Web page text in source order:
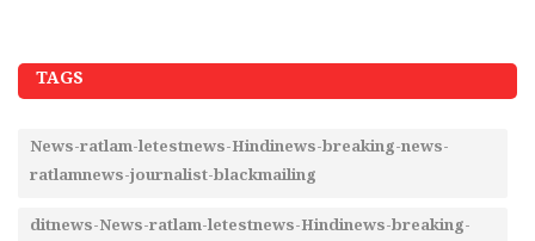
TAGS
News-ratlam-letestnews-Hindinews-breaking-news-
ratlamnews-journalist-blackmailing
ditnews-News-ratlam-letestnews-Hindinews-breaking-